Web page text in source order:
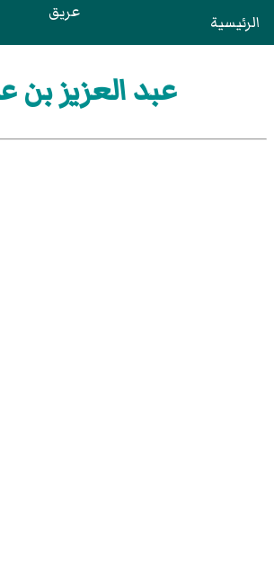
الرئيسية عريق
عبد العزيز بن